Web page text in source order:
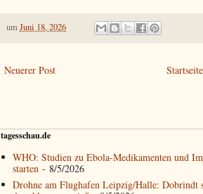
umJuni 18, 2026
Neuerer Post Startseite
tagesschau.de
WHO: Studien zu Ebola-Medikamenten und
starten - 8/5/2026
Drohne am Flughafen Leipzig/Halle: Dobrindt